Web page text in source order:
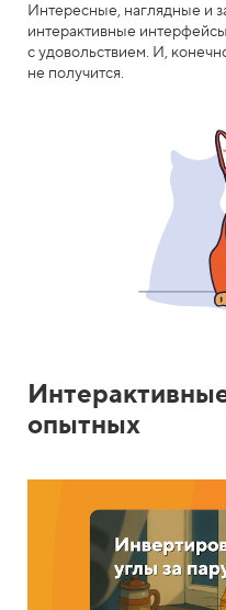
Интересные, наглядные и
интерактивные
с удовольствием. И,
не получится.
опытных